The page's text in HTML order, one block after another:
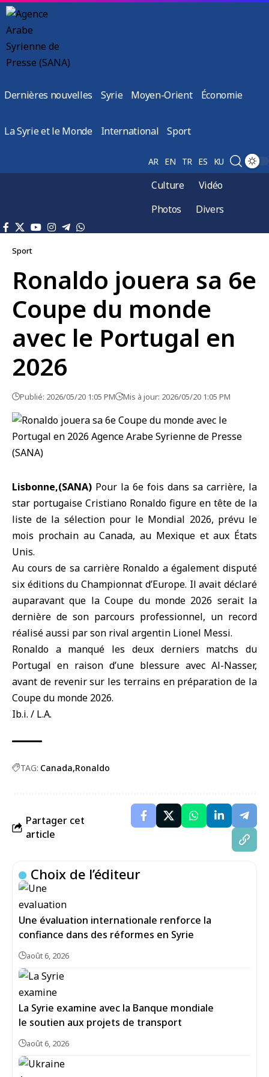
Dernières nouvelles Syrie Moyen-Orient Économie
La Syrie et le Monde International Sport
AR EN TR ES KU
Culture
Vidéo
Photos
Divers
Sport
Ronaldo jouera sa 6e
Coupe du monde
avec le Portugal en
2026
Publié: 2026/05/20 1:05 PM Mis à jour: 2026/05/20 1:05 PM
Lisbonne,(SANA) Pour la 6e fois dans sa carrière, la
star portugaise Cristiano Ronaldo figure en tête de la
liste de la sélection pour le Mondial 2026, prévu le
mois prochain auCanada, au Mexique et aux États
Unis.
Au cours de sa carrière Ronaldo a également disputé
six éditions du Championnat d’Europe. Il avait déclaré
auparavant que la Coupe du monde 2026 serait la
dernière de son parcours professionnel, un record
réalisé aussi par son rival argentin Lionel Messi.
Ronaldo a manqué les deux derniers matchs du
Portugal en raison d’une blessure avec Al-Nasser,
avant de revenir sur les terrains en préparation de la
Coupe du monde 2026.
Ib.i. / L.A.
TAG: Canada Ronaldo
Partager cet
article
Choix de l’éditeur
Une évaluation internationale renforce la
confiance dans des réformes en Syrie
août 6, 2026
La Syrie examine avec la Banque mondiale
le soutien aux projets de transport
août 6, 2026